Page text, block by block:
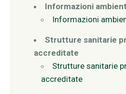
Informazioni
Informazioni
Strutture sanitarie
accreditate
Strutture sanitarie
accreditate